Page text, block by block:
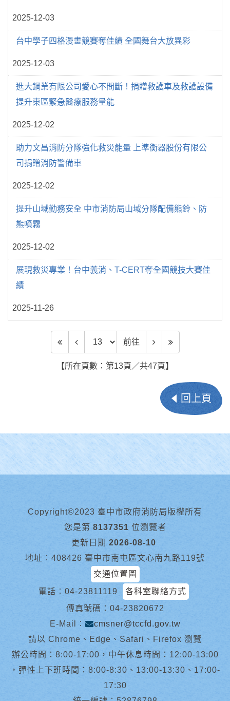
2025-12-03
台中學子四格漫畫競賽奪佳績 全國舞台大放異彩
2025-12-03
進大鋼業有限公司愛心不間斷！捐贈救護車及救護設備
提升東區緊急醫療服務量能
2025-12-02
助力文昌消防分隊強化救災能量 上準衡器股份有限公
司捐贈消防警備車
2025-12-02
提升山域勤務安全 中市消防局山域分隊配備熊鈴、防
熊噴霧
2025-12-02
展現救災專業！台中義消、T-CERT奪全國競技大賽佳
績
2025-11-26
前往頁數 前往
【所在頁數：第13頁／共47頁】
回上頁
Copyright©2023 臺中市政府消防局版權所有
您是第 8137351 位瀏覽者
更新日期 2026-08-10
地址︰408426 臺中市南屯區文心南九路119號
交通位置圖
電話︰ 04-23811119
各科室聯絡方式
傳真號碼：04-23820672
E-Mail︰
cmsner@tccfd.gov.tw
請以 Chrome、Edge、Safari、Firefox 瀏覽
辦公時間：8:00-17:00，中午休息時間：12:00-13:00
，彈性上下班時間：8:00-8:30、13:00-13:30、17:00-
17:30